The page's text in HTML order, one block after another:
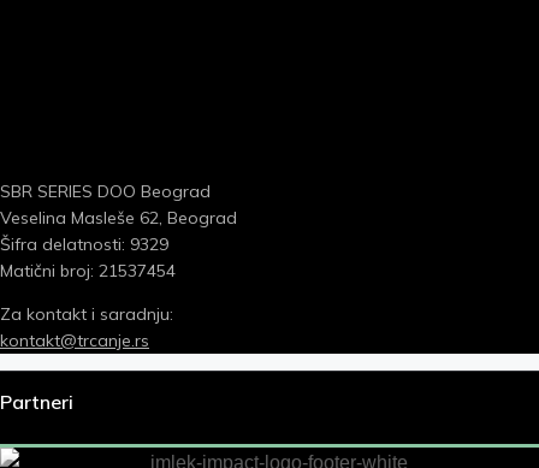
SBR SERIES DOO Beograd
Veselina Masleše 62, Beograd
Šifra delatnosti: 9329
Matični broj: 21537454
Za kontakt i saradnju:
kontakt@trcanje.rs
Partneri